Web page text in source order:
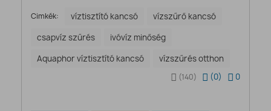
Cimkék: víztisztító kancsó
vízszűrő kancsó
csapvíz szűrés
ivóvíz minőség
Aquaphor víztisztító kancsó
vízszűrés otthon
(140) (0) 0